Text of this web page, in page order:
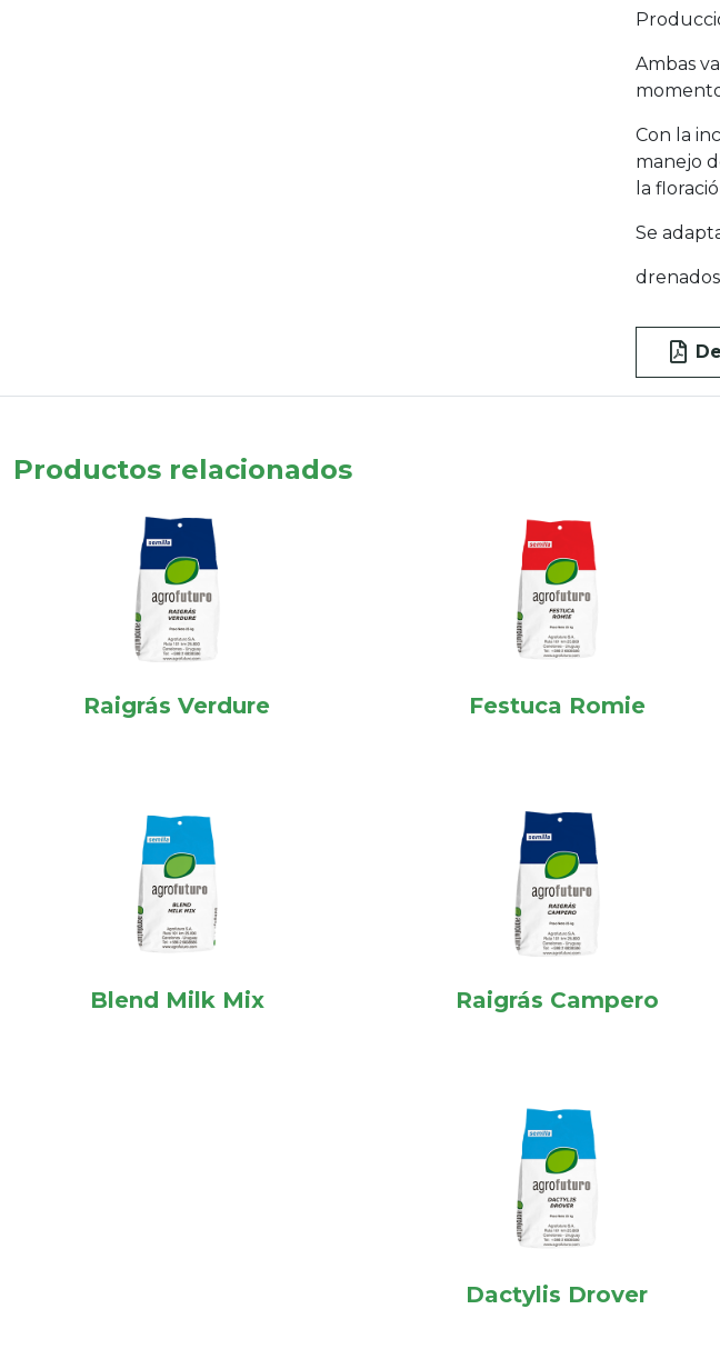
Ambas
Con la
manejo
la
Se
Productos relacionados
Raigrás Verdure Festuca Romie
Blend Milk Mix Raigrás Campero
Dactylis Drover